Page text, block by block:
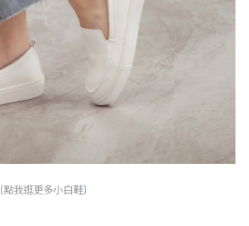
〔點我逛更多小白鞋〕